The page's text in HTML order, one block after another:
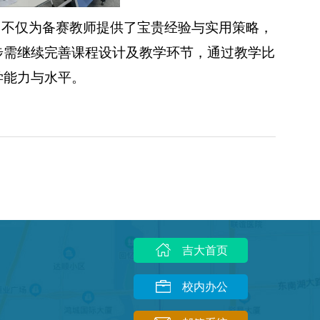
仅为备赛教师提供了宝贵经验与实用策略，
继续完善课程设计及教学环节，通过教学比
力与水平。
吉大首页
校内办公